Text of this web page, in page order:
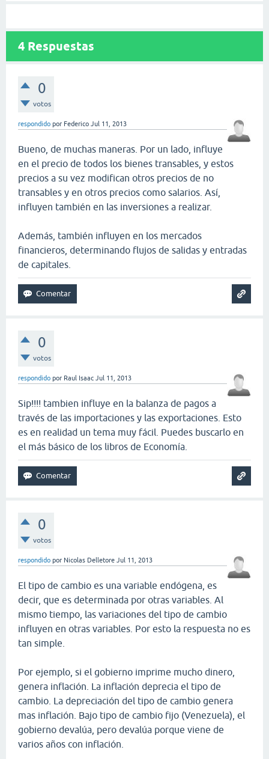
4 Respuestas
0
votos
respondido por Federico Jul 11, 2013
Bueno, de muchas maneras. Por un lado, influye
en el precio de todos los bienes transables, y estos
precios a su vez modifican otros precios de no
transables y en otros precios como salarios. Así,
influyen también en las inversiones a realizar.
Además, también influyen en los mercados
financieros, determinando flujos de salidas y entradas
de capitales.
0
votos
respondido por Raul Isaac Jul 11, 2013
Sip!!!! tambien influye en la balanza de pagos a
través de las importaciones y las exportaciones. Esto
es en realidad un tema muy fácil. Puedes buscarlo en
el más básico de los libros de Economía.
0
votos
respondido por Nicolas Delletore Jul 11, 2013
El tipo de cambio es una variable endógena, es
decir, que es determinada por otras variables. Al
mismo tiempo, las variaciones del tipo de cambio
influyen en otras variables. Por esto la respuesta no es
tan simple.
Por ejemplo, si el gobierno imprime mucho dinero,
genera inflación. La inflación deprecia el tipo de
cambio. La depreciación del tipo de cambio genera
mas inflación. Bajo tipo de cambio fijo (Venezuela), el
gobierno devalúa, pero devalúa porque viene de
varios años con inflación.